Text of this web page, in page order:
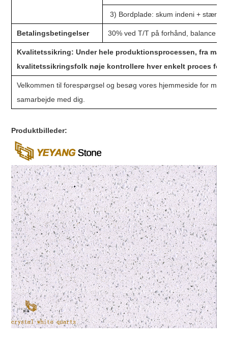
3) Bordplade: skum indeni +
Betalingsbetingelser 30% ved T/T på forhånd, balance
Kvalitetssikring:Under hele produktionsprocessen, fra
kvalitetssikringsfolk nøje kontrollere hver enkelt proces
Velkommen til forespørgsel og besøg vores hjemmeside for
samarbejde med dig.
Produktbilleder: